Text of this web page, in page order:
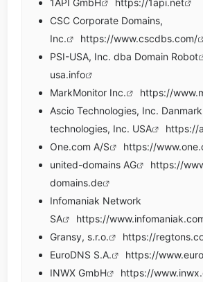
CSC Corporate Domains,
Inc.
https://www.cscdbs.com/
PSI-USA, Inc. dba Domain Robot
usa.info
MarkMonitor Inc.
https://
Ascio Technologies, Inc.
technologies, Inc. USA
https://
One.com A/S
https://
united-domains AG
https://
domains.de
Infomaniak Network
SA
https://
Gransy, s.r.o.
https://
EuroDNS S.A.
https://
INWX GmbH
https://